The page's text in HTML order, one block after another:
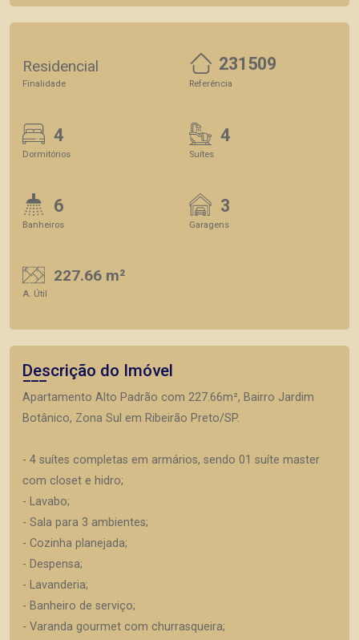
Residencial
Finalidade
231509
Referência
4
Dormitórios
4
Suítes
6
Banheiros
3
Garagens
227.66 m²
A. Útil
Descrição do Imóvel
Apartamento Alto Padrão com 227.66m², Bairro Jardim
Botânico, Zona Sul em Ribeirão Preto/SP.
- 4 suítes completas em armários, sendo 01 suíte master
com closet e hidro;
- Lavabo;
- Sala para 3 ambientes;
- Cozinha planejada;
- Despensa;
- Lavanderia;
- Banheiro de serviço;
- Varanda gourmet com churrasqueira;